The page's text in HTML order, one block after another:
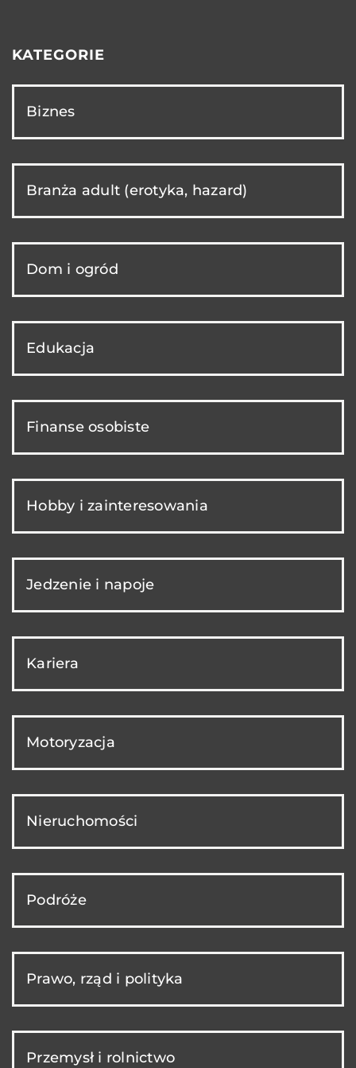
KATEGORIE
Biznes
Branża adult (erotyka, hazard)
Dom i ogród
Edukacja
Finanse osobiste
Hobby i zainteresowania
Jedzenie i napoje
Kariera
Motoryzacja
Nieruchomości
Podróże
Prawo, rząd i polityka
Przemysł i rolnictwo